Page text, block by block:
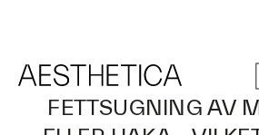
FETTSUGNING AV